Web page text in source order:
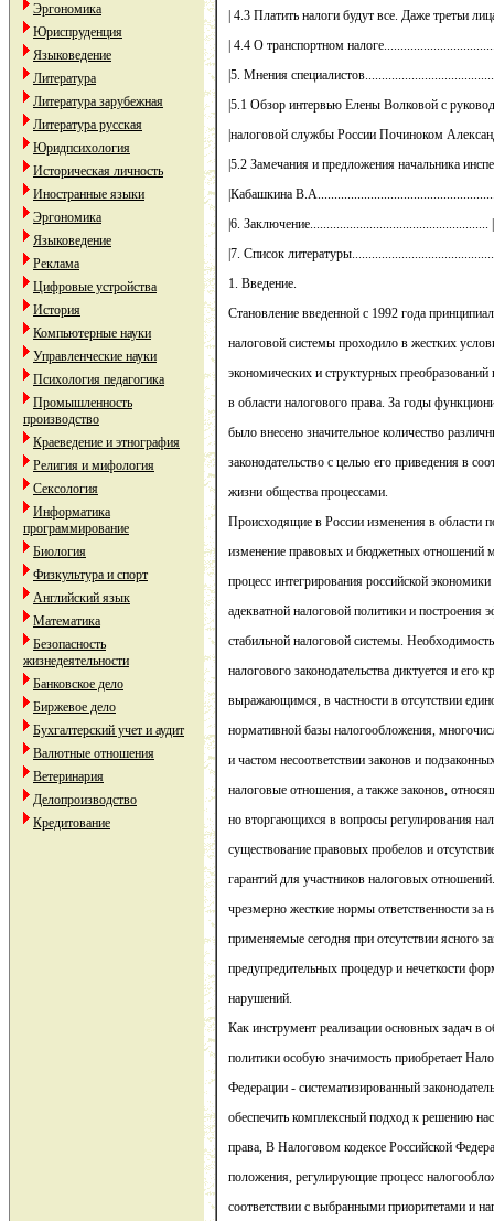
Эргономика
Юриспруденция
Языковедение
Литература
Литература зарубежная
Литература русская
Юридпсихология
Историческая личность
Иностранные языки
Эргономика
Языковедение
Реклама
Цифровые устройства
История
Компьютерные науки
Управленческие науки
Психология педагогика
Промышленность
производство
Краеведение и этнография
Религия и мифология
Сексология
Информатика
программирование
Биология
Физкультура и спорт
Английский язык
Математика
Безопасность
жизнедеятельности
Банковское дело
Биржевое дело
Бухгалтерский учет и аудит
Валютные отношения
Ветеринария
Делопроизводство
Кредитование
| 4.3 Платить налоги будут все. Даже третьи
| 4.4 О транспортном
|5. Мнения
|5.1 Обзор интервью Елены Волковой с
|налоговой службы России Починоком
|5.2 Замечания и предложения начальника
|Кабашкина
|6. Заключение......................................................
|7. Список
1. Введение.
Становление введенной с 1992 года
налоговой системы проходило в жестких
экономических и структурных преобразований
в области налогового права. За годы
было внесено значительное количество
законодательство с целью его приведения в
жизни общества процессами.
Происходящие в России изменения в области
изменение правовых и бюджетных отношений
процесс интегрирования российской
адекватной налоговой политики и построения
стабильной налоговой системы.
налогового законодательства диктуется и его
выражающимся, в частности в отсутствии
нормативной базы налогообложения,
и частом несоответствии законов и
налоговые отношения, а также законов,
но вторгающихся в вопросы регулирования
существование правовых пробелов и
гарантий для участников налоговых
чрезмерно жесткие нормы ответственности за
применяемые сегодня при отсутствии ясного
предупредительных процедур и нечеткости
нарушений.
Как инструмент реализации основных задач в
политики особую значимость приобретает
Федерации - систематизированный
обеспечить комплексный подход к решению
права, В Налоговом кодексе Российской
положения, регулирующие процесс
соответствии с выбранными приоритетами и